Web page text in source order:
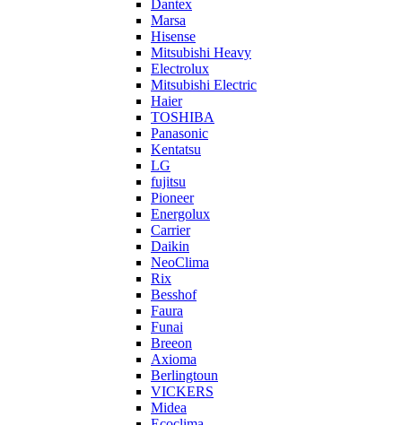
Dantex
Marsa
Hisense
Mitsubishi Heavy
Electrolux
Mitsubishi Electric
Haier
TOSHIBA
Panasonic
Kentatsu
LG
fujitsu
Pioneer
Energolux
Carrier
Daikin
NeoClima
Rix
Besshof
Faura
Funai
Breeon
Axioma
Berlingtoun
VICKERS
Midea